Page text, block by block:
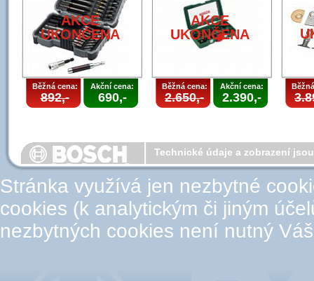
AKCE
UKONČENA
Běžná cena:
892,-
Akční cena:
690,-
AKCE
UKONČENA
Běžná cena:
2.650,-
Akční cena:
2.390,-
Technické údaje a zobrazení
Stránka využívá jen nezbytné
cookies (k analytickým či jiným
nezbytných cookies není nutný